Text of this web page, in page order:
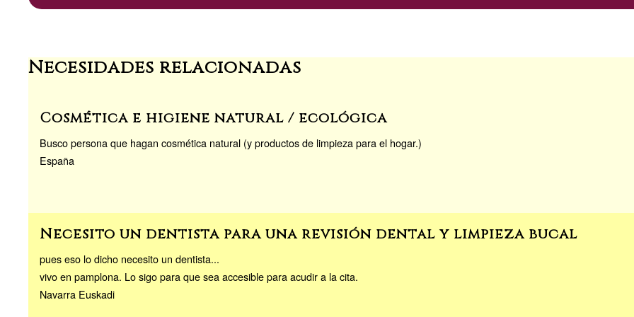
Necesidades relacionadas
Cosmética e higiene natural / ecológica
Busco persona que hagan cosmética natural (y productos de limpieza para el hogar.)
España
Necesito un dentista para una revisión dental y limpieza bucal
pues eso lo dicho necesito un dentista...
vivo en pamplona. Lo sigo para que sea accesible para acudir a la cita.
Navarra Euskadi